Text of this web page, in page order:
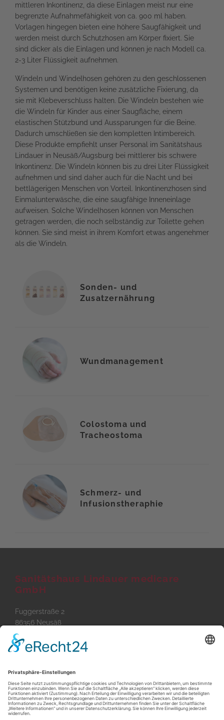
Sonden- und
Zusatzernährung
Wundmanagement
Colostoma und
Tracheostoma
Schmerz- und
Infusionstheraphie
mittleren Inkontinenz, da diese Einlagen meist nur eine
begrenzte Aufnahmefähigkeit von ca. 900 ml haben.
Vorlagen hingegen bieten eine höhere Saugfähigkeit und
werden meist durch Schutzhosen am Körper fixiert. Sie
sind dicker als die Einlagen und können je nach Modell ca.
2-3 Liter Flüssigkeit aufnehmen.
Windeln und Windelhosen gehören zu den geschlossenen
Systemen und benötigen keine zusätzliche Fixierung, da
sie mit Klebeverschluss halten. Die Windeln bestehen wie
die Windeln für Kinder aus einer Saugfläche, einem
elastischen Stützbund und Aussparungen für die Beine.
Dadurch umschließen sie den kompletten Intimbereich.
Diese Produkte empfiehlt unser Personal im Sanitätshaus
Lindauer in Neusäß/Augsburg bei mittlerer bis schwere
Inkontinenz. Die Windeln können bis zu drei Liter Flüssigkeit
aufnehmen und sind daher auch für die Nacht und bei
bettlägerigen Menschen von Vorteil. Inkontinenzhosen sind
Einmalunterwäsche, die eine saugfähige Inneneinlage
aufweisen. Solche Windelhosen können von Menschen
getragen werden, die noch selbständig zur Toilette gehen
können. Sie sind meist in ihrem Komfort etwas angenehmer
als die Windeln.
Sanitätshaus Lindauer medicare
GmbH
Fuggerstraße 2
86356 Neusäß
Tel
Fax0821 - 420 71 71
Öffnungszeiten
Montag - Freitag:9:00 - 13:00 Uhr & 14:00 - 18:00 Uhr
Sitelinks